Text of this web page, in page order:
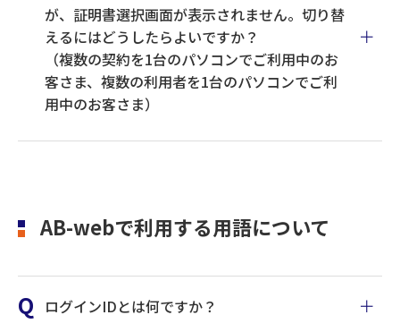
後、ログ
インでき
なくなっ
た。
い。終了後、再度インター
ネットエクスプローラーを
起動して、証明書ログイン
からお進みください。
が表示されますので、更新
ンを変
た。
利用するパソコンが変わっ
た場合、証明書失効手続き
グインパ
際に入力していただくパス
ワードです。
新しいものをお決めくださ
ていたログインパスワード
でご注意ください。
マニュアルはこちら
が、証明書選択画面が表示されません。切り替
えるにはどうしたらよいですか？
（複数の契約を1台のパソコンでご利用中のお
客さま、複数の利用者を1台のパソコンでご利
用中のお客さま）
AB-webで利用する用語について
ログインIDとは何ですか？